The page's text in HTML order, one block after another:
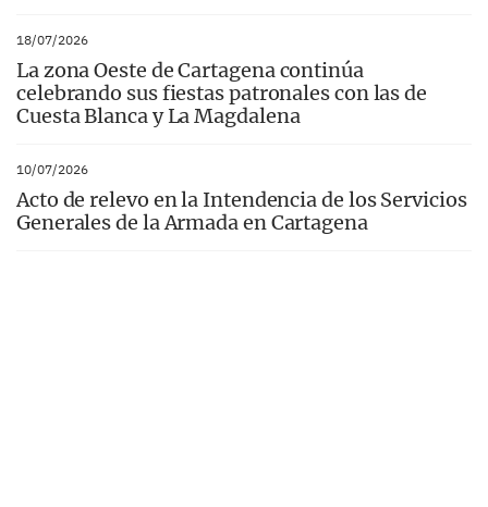
18/07/2026
La zona Oeste de Cartagena continúa
celebrando sus fiestas patronales con las de
Cuesta Blanca y La Magdalena
10/07/2026
Acto de relevo en la Intendencia de los Servicios
Generales de la Armada en Cartagena